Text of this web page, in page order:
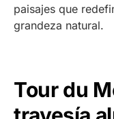
paisajes que
grandeza natural.
Tour du